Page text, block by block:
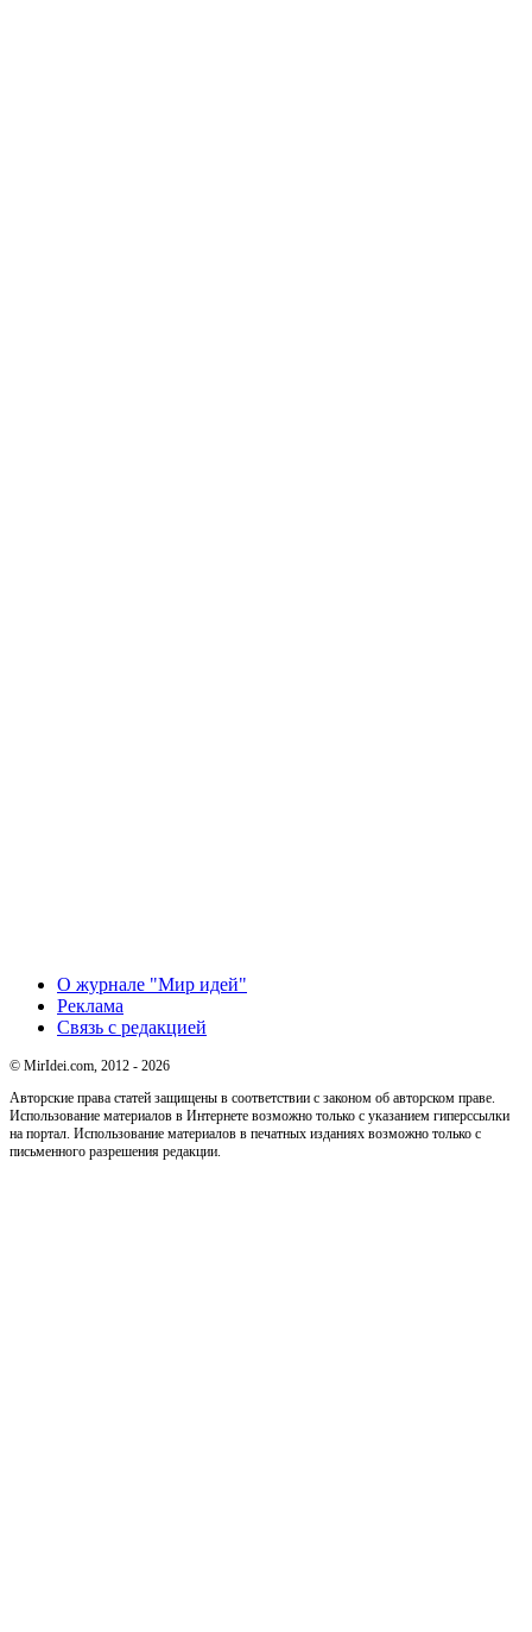
О журнале "Мир идей"
Реклама
Связь с редакцией
© MirIdei.com, 2012 - 2026
Авторские права статей защищены в соответствии с законом об авторском праве.
Использование материалов в Интернете возможно только с указанием гиперссылки
на портал. Использование материалов в печатных изданиях возможно только с
письменного разрешения редакции.